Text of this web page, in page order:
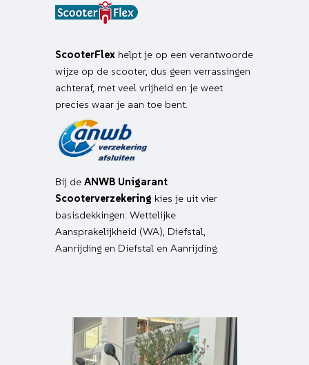
ScooterFlex helpt je op een verantwoorde
wijze op de scooter, dus geen verrassingen
achteraf, met veel vrijheid en je weet
precies waar je aan toe bent.
Bij de ANWB Unigarant
Scooterverzekering kies je uit vier
basisdekkingen: Wettelijke
Aansprakelijkheid (WA), Diefstal,
Aanrijding en Diefstal en Aanrijding.